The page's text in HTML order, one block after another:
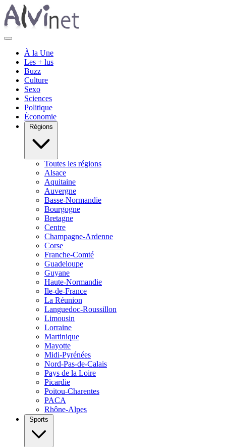
À la Une
Les + lus
Buzz
Culture
Sexo
Sciences
Politique
Économie
Régions
Toutes les régions
Alsace
Aquitaine
Auvergne
Basse-Normandie
Bourgogne
Bretagne
Centre
Champagne-Ardenne
Corse
Franche-Comté
Guadeloupe
Guyane
Haute-Normandie
Ile-de-France
La Réunion
Languedoc-Roussillon
Limousin
Lorraine
Martinique
Mayotte
Midi-Pyrénées
Nord-Pas-de-Calais
Pays de la Loire
Picardie
Poitou-Charentes
PACA
Rhône-Alpes
Sports